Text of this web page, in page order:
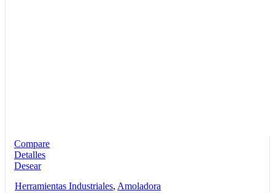
Compare
Detalles
Desear
Herramientas Industriales, Amoladora